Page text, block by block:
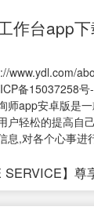
作台app
www.ydl.com/
备15037258
师app安卓版是
户轻松的提高自
息,对各个心事进
SERVICE】尊